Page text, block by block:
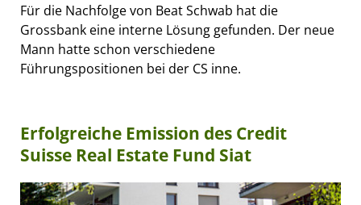
Für die Nachfolge von Beat Schwab hat die
Grossbank eine interne Lösung gefunden. Der neue
Mann hatte schon verschiedene
Führungspositionen bei der CS inne.
Erfolgreiche Emission des Credit
Suisse Real Estate Fund Siat